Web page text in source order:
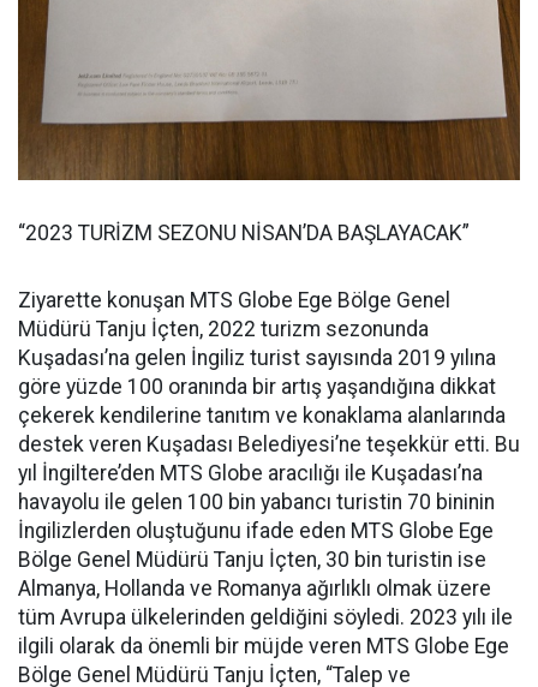
“2023 TURİZM SEZONU NİSAN’DA BAŞLAYACAK”
Ziyarette konuşan MTS Globe Ege Bölge Genel
Müdürü Tanju İçten, 2022 turizm sezonunda
Kuşadası’na gelen İngiliz turist sayısında 2019 yılına
göre yüzde 100 oranında bir artış yaşandığına dikkat
çekerek kendilerine tanıtım ve konaklama alanlarında
destek veren Kuşadası Belediyesi’ne teşekkür etti. Bu
yıl İngiltere’den MTS Globe aracılığı ile Kuşadası’na
havayolu ile gelen 100 bin yabancı turistin 70 bininin
İngilizlerden oluştuğunu ifade eden MTS Globe Ege
Bölge Genel Müdürü Tanju İçten, 30 bin turistin ise
Almanya, Hollanda ve Romanya ağırlıklı olmak üzere
tüm Avrupa ülkelerinden geldiğini söyledi. 2023 yılı ile
ilgili olarak da önemli bir müjde veren MTS Globe Ege
Bölge Genel Müdürü Tanju İçten, “Talep ve